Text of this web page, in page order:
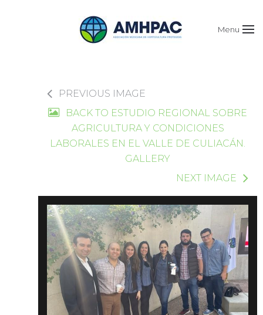
Menu
PREVIOUS IMAGE
BACK TO ESTUDIO REGIONAL SOBRE
AGRICULTURA Y CONDICIONES
LABORALES EN EL VALLE DE CULIACÁN.
GALLERY
NEXT IMAGE